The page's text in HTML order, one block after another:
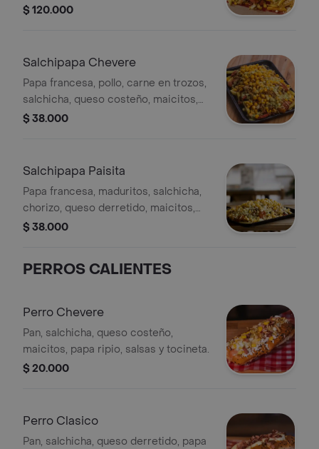
caramelizada, maicitos, queso
$ 120.000
Salchipapa Chevere
Papa francesa, pollo, carne en trozos,
salchicha, queso costeño, maicitos,
lechuga, papa ripio, tocineta, y salsas
$ 38.000
Salchipapa Paisita
Papa francesa, maduritos, salchicha,
chorizo, queso derretido, maicitos,
papa ripio, tocineta, y salsas.
$ 38.000
PERROS CALIENTES
Perro Chevere
Pan, salchicha, queso costeño,
maicitos, papa ripio, salsas y tocineta.
$ 20.000
Perro Clasico
Pan, salchicha, queso derretido, papa